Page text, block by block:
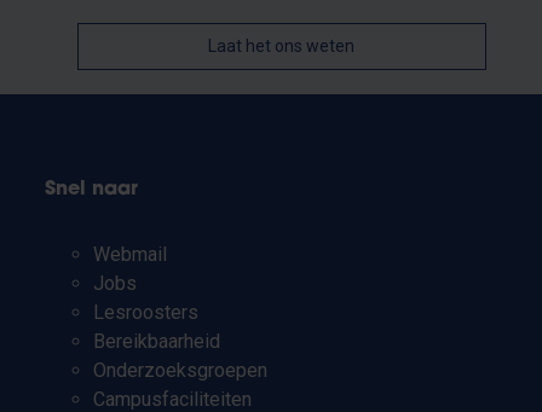
Laat het ons weten
Snel naar
Webmail
Jobs
Lesroosters
Bereikbaarheid
Onderzoeksgroepen
Campusfaciliteiten